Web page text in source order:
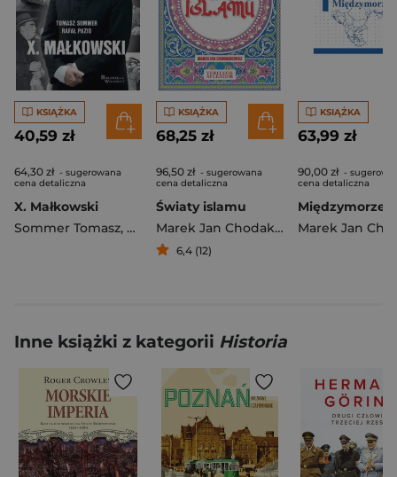
KSIĄŻKA
40,59 zł
64,30 zł - sugerowana
cena detaliczna
X. Małkowski
Sommer Tomasz, Pazio Rafał
KSIĄŻKA
68,25 zł
96,50 zł - sugerowana
cena detaliczna
Światy islamu
Marek Jan Chodakiewicz
6,4 (12)
KSIĄŻKA
63,99 zł
90,00 zł -
cena detaliczna
Międzymorze
Inne książki z kategorii Historia